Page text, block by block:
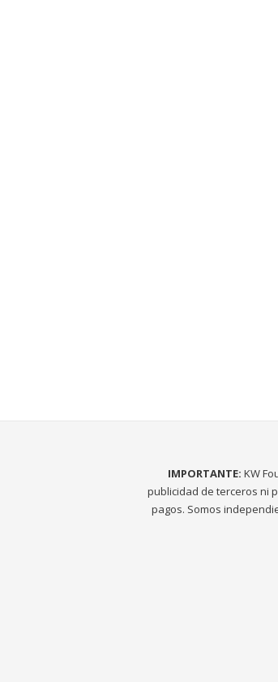
IMPORTANTE: KW
publicidad de terceros ni
pagos. Somos